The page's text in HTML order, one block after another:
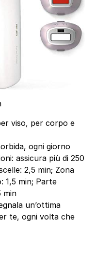
viso, per corpo e
ogni giorno
assicura più di 250
2,5 min; Zona
1,5 min; Parte
min
un’ottima
te, ogni volta che